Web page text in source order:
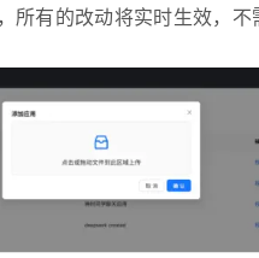
所有的改动将实时生效，